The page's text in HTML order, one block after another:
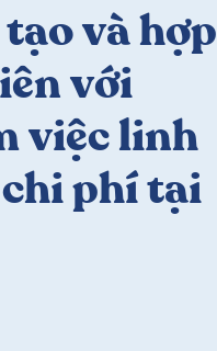
và hợp
với
việc linh
phí tại